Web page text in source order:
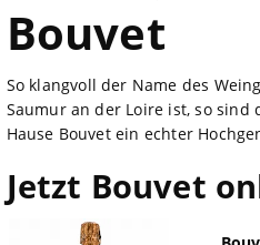
Bouvet
So klangvoll der Name des
Saumur an der Loire ist, so sind
Hause Bouvet ein echter
Jetzt Bouvet